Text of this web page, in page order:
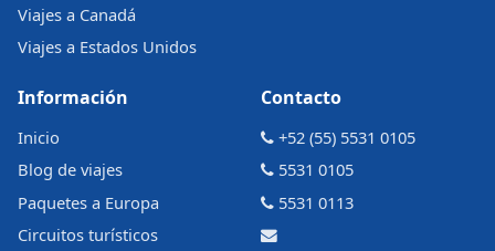
Viajes a Canadá
Viajes a Estados Unidos
Información
Inicio
Blog de viajes
Paquetes a Europa
Circuitos turísticos
Contacto
+52 (55) 5531 0105
5531 0105
5531 0113